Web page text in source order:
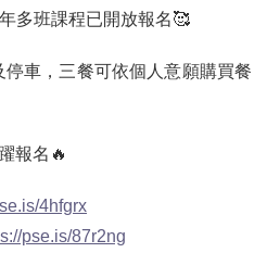
多班課程已開放報名🥰
車，三餐可依個人意願購買餐
報名🔥
4hfgrx
pse.is/87r2ng